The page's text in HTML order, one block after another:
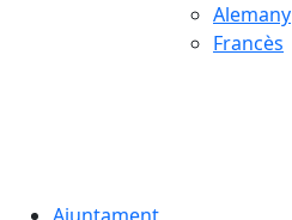
Alemany
Francès